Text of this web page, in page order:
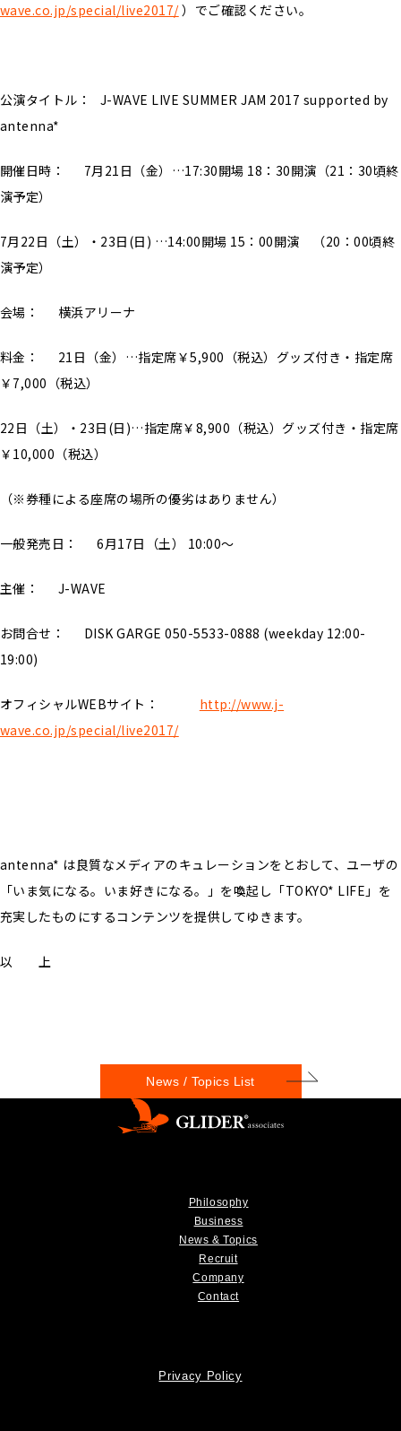
wave.co.jp/special/live2017/）でご確認ください。
公演タイトル： J-WAVE LIVE SUMMER JAM 2017 supported by
antenna*
開催日時： 7月21日（金）…17:30開場 18：30開演（21：30頃終
演予定）
7月22日（土）・23日(日) …14:00開場 15：00開演 （20：00頃終
演予定）
会場： 横浜アリーナ
料金： 21日（金）…指定席￥5,900（税込）グッズ付き・指定席
￥7,000（税込）
22日（土）・23日(日)…指定席￥8,900（税込）グッズ付き・指定席
￥10,000（税込）
（※券種による座席の場所の優劣はありません）
一般発売日： 6月17日（土） 10:00～
主催： J-WAVE
お問合せ： DISK GARGE 050-5533-0888 (weekday 12:00-
19:00)
オフィシャルWEBサイト： http://www.j-
wave.co.jp/special/live2017/
antenna* は良質なメディアのキュレーションをとおして、ユーザの
「いま気になる。いま好きになる。」を喚起し「TOKYO* LIFE」を
充実したものにするコンテンツを提供してゆきます。
以 上
News / Topics List
Philosophy
Business
News & Topics
Recruit
Company
Contact
Privacy Policy